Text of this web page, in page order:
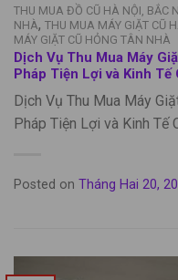
THU MUA ĐỒ CŨ HÀ NỘI, BẮC
NHÀ, THU MUA MÁY GIẶT CŨ
MÁY GIẶT CŨ HỎNG TÂN NHÀ
Dịch Vụ Thu Mua Máy
Pháp Tiện Lợi và Kinh Tế
Dịch Vụ Thu Mua Máy
Pháp Tiện Lợi và Kinh Tế
Posted on Tháng Hai 20,